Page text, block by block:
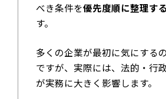
べき条件を優先度順に整理する
す。
多くの企業が最初に気にする
ですが、実際には、法的・行
が実務に大きく影響します。